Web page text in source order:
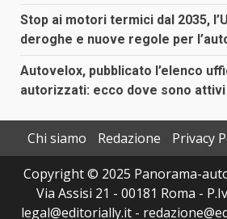
Stop ai motori termici dal 2035,
deroghe e nuove regole per
Autovelox, pubblicato l’elenco
autorizzati: ecco dove sono attivi
Chi siamo Redazione Privacy
Copyright © 2025 Panorama-
Via Assisi 21 - 00181 Roma -
legal@editorially.it -